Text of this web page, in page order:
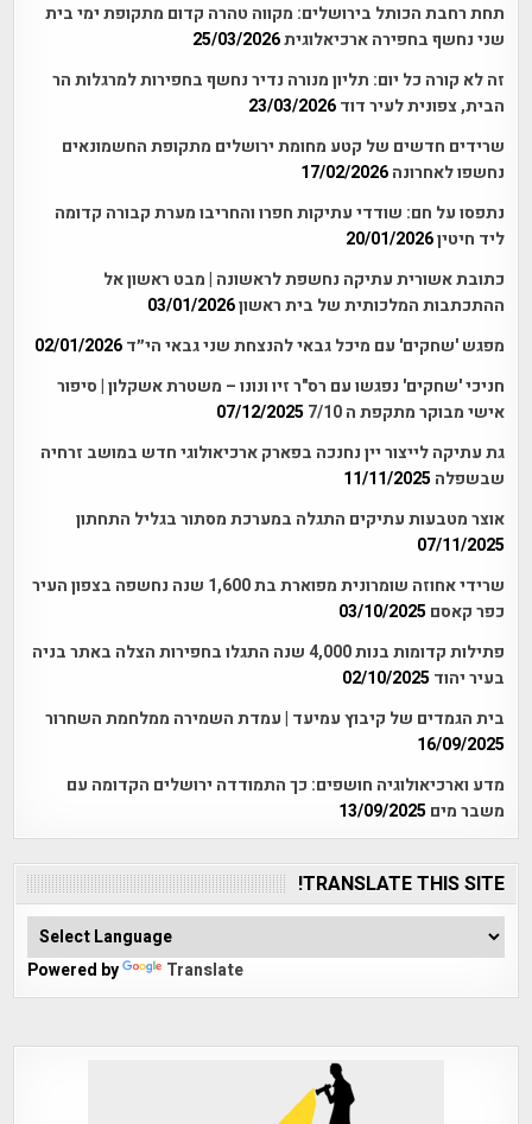
תחת רחבת הכותל בירושלים: מקווה טהרה קדום מתקופת ימי בית
שני נחשף בחפירה ארכיאלוגית25/03/2026
זה לא קורה כל יום: תליון מנורה נדיר נחשף בחפירות למרגלות הר
הבית, צפונית לעיר דוד 23/03/2026
שרידים חדשים של קטע מחומת ירושלים מתקופת החשמונאים
נחשפו לאחרונה 17/02/2026
נתפסו על חם: שודדי עתיקות חפרו והחריבו מערת קבורה קדומה
ליד חיטין20/01/2026
כתובת אשורית עתיקה נחשפת לראשונה | מבט ראשון אל
ההתכתבות המלכותית של בית ראשון03/01/2026
מפגש 'שחקים' עם מיכל גבאי להנצחת שני גבאי הי״ד 02/01/2026
חניכי 'שחקים' נפגשו עם רס"ר זיו ונונו – משטרת אשקלון | סיפור
אישי מבוקר מתקפת ה 7/10
07/12/2025
גת עתיקה לייצור יין נחנכה בפארק ארכיאולוגי חדש במושב זרחיה
שבשפלה 11/11/2025
אוצר מטבעות עתיקים התגלה במערכת מסתור בגליל התחתון
07/11/2025
שרידי אחוזה שומרונית מפוארת בת 1,600 שנה נחשפה בצפון העיר
כפר קאסם 03/10/2025
פתילות קדומות בנות 4,000 שנה התגלו בחפירות הצלה באתר בניה
בעיר יהוד 02/10/2025
בית הגמדים של קיבוץ עמיעד | עמדת השמירה ממלחמת השחרור
16/09/2025
מדע וארכיאולוגיה חושפים: כך התמודדה ירושלים הקדומה עם
משבר מים 13/09/2025
TRANSLATE THIS SITE!
Powered by Translate